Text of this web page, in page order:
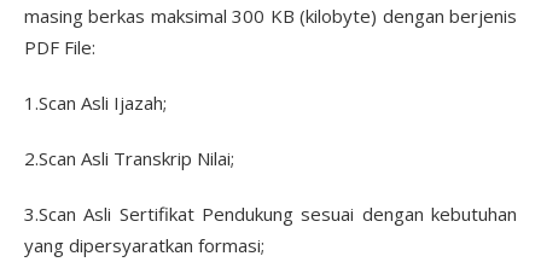
masing berkas maksimal 300 KB (kilobyte) dengan berjenis
PDF File:
1.Scan Asli Ijazah;
2.Scan Asli Transkrip Nilai;
3.Scan Asli Sertifikat Pendukung sesuai dengan kebutuhan
yang dipersyaratkan formasi;